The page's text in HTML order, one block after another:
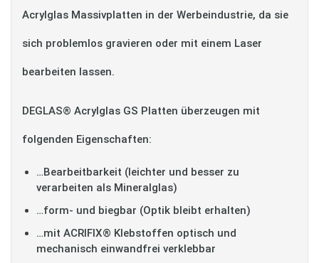
Acrylglas Massivplatten in der Werbeindustrie, da sie
sich problemlos gravieren oder mit einem Laser
bearbeiten lassen.
DEGLAS® Acrylglas GS Platten überzeugen mit
folgenden Eigenschaften:
…Bearbeitbarkeit (leichter und besser zu
verarbeiten als Mineralglas)
…form- und biegbar (Optik bleibt erhalten)
…mit ACRIFIX® Klebstoffen optisch und
mechanisch einwandfrei verklebbar